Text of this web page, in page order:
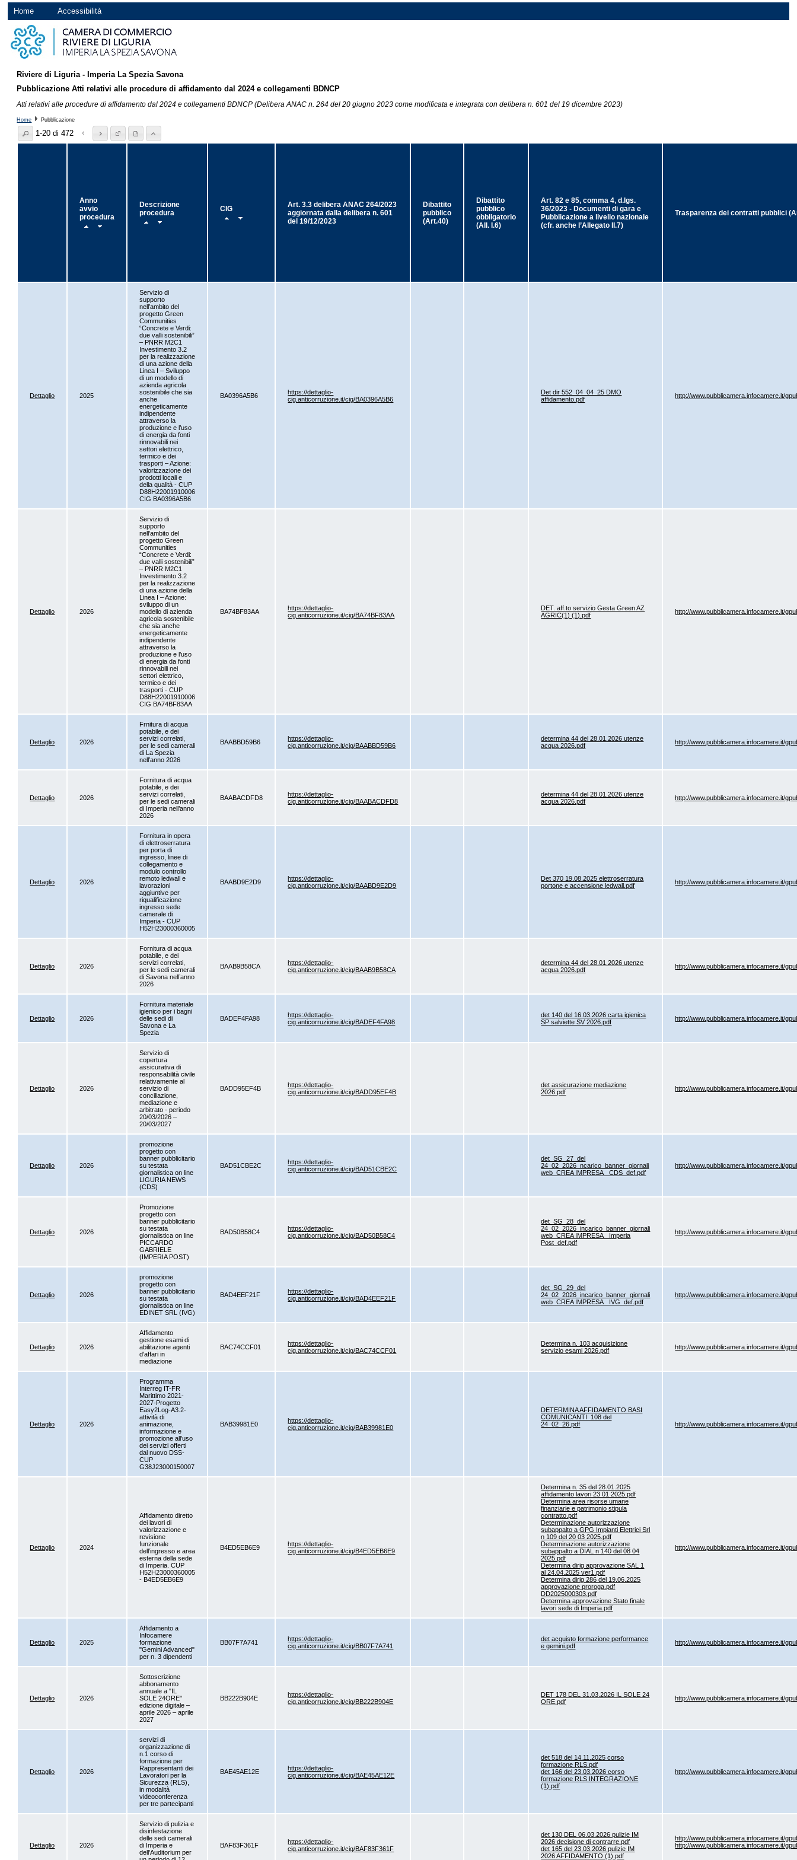
Home Accessibilità
Riviere di Liguria - Imperia La Spezia Savona
Pubblicazione Atti relativi alle procedure di affidamento dal 2024 e collegamenti BDNCP
Atti relativi alle procedure di affidamento dal 2024 e collegamenti BDNCP (Delibera ANAC n. 264 del 20 giugno 2023 come modificata e integrata con delibera n. 601 del 19 dicembre 2023)
Home Pubblicazione
1-20 di 472
Anno
avvio
procedura
Descrizione
procedura
CIG
Art. 3.3 delibera ANAC 264/2023
aggiornata dalla delibera n. 601
del 19/12/2023
Dibattito
pubblico
(Art.40)
Dibattito
pubblico
obbligatorio
(All. I.6)
Art. 82 e 85, comma 4, d.lgs.
36/2023 - Documenti di gara e
Pubblicazione a livello nazionale
(cfr. anche l’Allegato II.7)
Trasparenza dei contratti pubblici
Dettaglio 2025
Servizio di
supporto
nell’ambito del
progetto Green
Communities
“Concrete e Verdi:
due valli sostenibili”
– PNRR M2C1
Investimento 3.2
per la realizzazione
di una azione della
Linea I – Sviluppo
di un modello di
azienda agricola
sostenibile che sia
anche
energeticamente
indipendente
attraverso la
produzione e l’uso
di energia da fonti
rinnovabili nei
settori elettrico,
termico e dei
trasporti – Azione:
valorizzazione dei
prodotti locali e
della qualità - CUP
D88H22001910006
CIG BA0396A5B6
BA0396A5B6
https://dettaglio-
cig.anticorruzione.it/cig/BA0396A5B6
Det dir 552_04_04_25 DMO
affidamento.pdf
http://www.pubblicamera.infocamere.it/
Dettaglio 2026
Servizio di
supporto
nell'ambito del
progetto Green
Communities
“Concrete e Verdi:
due valli sostenibili”
– PNRR M2C1
Investimento 3.2
per la realizzazione
di una azione della
Linea I – Azione:
sviluppo di un
modello di azienda
agricola sostenibile
che sia anche
energeticamente
indipendente
attraverso la
produzione e l’uso
di energia da fonti
rinnovabili nei
settori elettrico,
termico e dei
trasporti - CUP
D88H22001910006
CIG BA74BF83AA
BA74BF83AA
https://dettaglio-
cig.anticorruzione.it/cig/BA74BF83AA
DET. aff.to servizio Gesta Green AZ
AGRIC(1) (1).pdf
http://www.pubblicamera.infocamere.it/
Dettaglio 2026
Frnitura di acqua
potabile, e dei
servizi correlati,
per le sedi camerali
di La Spezia
nell’anno 2026
BAABBD59B6
https://dettaglio-
cig.anticorruzione.it/cig/BAABBD59B6
determina 44 del 28.01.2026 utenze
acqua 2026.pdf
http://www.pubblicamera.infocamere.it/
Dettaglio 2026
Fornitura di acqua
potabile, e dei
servizi correlati,
per le sedi camerali
di Imperia nell’anno
2026
BAABACDFD8
https://dettaglio-
cig.anticorruzione.it/cig/BAABACDFD8
determina 44 del 28.01.2026 utenze
acqua 2026.pdf
http://www.pubblicamera.infocamere.it/
Dettaglio 2026
Fornitura in opera
di elettroserratura
per porta di
ingresso, linee di
collegamento e
modulo controllo
remoto ledwall e
lavorazioni
aggiuntive per
riqualificazione
ingresso sede
camerale di
Imperia - CUP
H52H23000360005
BAABD9E2D9
https://dettaglio-
cig.anticorruzione.it/cig/BAABD9E2D9
Det 370 19.08.2025 elettroserratura
portone e accensione ledwall.pdf
http://www.pubblicamera.infocamere.it/
Dettaglio 2026
Fornitura di acqua
potabile, e dei
servizi correlati,
per le sedi camerali
di Savona nell’anno
2026
BAAB9B58CA
https://dettaglio-
cig.anticorruzione.it/cig/BAAB9B58CA
determina 44 del 28.01.2026 utenze
acqua 2026.pdf
http://www.pubblicamera.infocamere.it/
Dettaglio 2026
Fornitura materiale
igienico per i bagni
delle sedi di
Savona e La
Spezia
BADEF4FA98
https://dettaglio-
cig.anticorruzione.it/cig/BADEF4FA98
det 140 del 16.03.2026 carta igienica
SP salviette SV 2026.pdf
http://www.pubblicamera.infocamere.it/
Dettaglio 2026
Servizio di
copertura
assicurativa di
responsabilità civile
relativamente al
servizio di
conciliazione,
mediazione e
arbitrato - periodo
20/03/2026 –
20/03/2027
BADD95EF4B
https://dettaglio-
cig.anticorruzione.it/cig/BADD95EF4B
det assicurazione mediazione
2026.pdf
http://www.pubblicamera.infocamere.it/
Dettaglio 2026
promozione
progetto con
banner pubblicitario
su testata
giornalistica on line
LIGURIA NEWS
(CDS)
BAD51CBE2C
https://dettaglio-
cig.anticorruzione.it/cig/BAD51CBE2C
det_SG_27_del
24_02_2026_ncarico_banner_giornali
web_CREA IMPRESA_ CDS_def.pdf
http://www.pubblicamera.infocamere.it/
Dettaglio 2026
Promozione
progetto con
banner pubblicitario
su testata
giornalistica on line
PICCARDO
GABRIELE
(IMPERIA POST)
BAD50B58C4
https://dettaglio-
cig.anticorruzione.it/cig/BAD50B58C4
det_SG_28_del
24_02_2026_incarico_banner_giornali
web_CREA IMPRESA_ Imperia
Post_def.pdf
http://www.pubblicamera.infocamere.it/
Dettaglio 2026
promozione
progetto con
banner pubblicitario
su testata
giornalistica on line
EDINET SRL (IVG)
BAD4EEF21F
https://dettaglio-
cig.anticorruzione.it/cig/BAD4EEF21F
det_SG_29_del
24_02_2026_incarico_banner_giornali
web_CREA IMPRESA_ IVG_def.pdf
http://www.pubblicamera.infocamere.it/
Dettaglio 2026
Affidamento
gestione esami di
abilitazione agenti
d'affari in
mediazione
BAC74CCF01
https://dettaglio-
cig.anticorruzione.it/cig/BAC74CCF01
Determina n. 103 acquisizione
servizio esami 2026.pdf
http://www.pubblicamera.infocamere.it/
Dettaglio 2026
Programma
Interreg IT-FR
Marittimo 2021-
2027-Progetto
Easy2Log-A3.2-
attività di
animazione,
informazione e
promozione all’uso
dei servizi offerti
dal nuovo DSS-
CUP
G38J23000150007
BAB39981E0
https://dettaglio-
cig.anticorruzione.it/cig/BAB39981E0
DETERMINA AFFIDAMENTO BASI
COMUNICANTI_108 del
24_02_26.pdf
http://www.pubblicamera.infocamere.it/
Dettaglio 2024
Affidamento diretto
dei lavori di
valorizzazione e
revisione
funzionale
dell’ingresso e area
esterna della sede
di Imperia. CUP
H52H23000360005
- B4ED5EB6E9
B4ED5EB6E9
https://dettaglio-
cig.anticorruzione.it/cig/B4ED5EB6E9
Determina n. 35 del 28.01.2025
affidamento lavori 23 01 2025.pdf
Determina area risorse umane
finanziarie e patrimonio stipula
contratto.pdf
Determinazione autorizzazione
subappalto a GPG Impianti Elettrici Srl
n 109 del 20 03 2025.pdf
Determinazione autorizzazione
subappalto a DIAL n 140 del 08 04
2025.pdf
Determina dirig approvazione SAL 1
al 24.04.2025 ver1.pdf
Determina dirig 286 del 19.06.2025
approvazione proroga.pdf
DD2025000303.pdf
Determina approvazione Stato finale
lavori sede di Imperia.pdf
http://www.pubblicamera.infocamere.it/
Dettaglio 2025
Affidamento a
Infocamere
formazione
"Gemini Advanced"
per n. 3 dipendenti
BB07F7A741
https://dettaglio-
cig.anticorruzione.it/cig/BB07F7A741
det acquisto formazione performance
e gemini.pdf
http://www.pubblicamera.infocamere.it/
Dettaglio 2026
Sottoscrizione
abbonamento
annuale a "IL
SOLE 24ORE"
edizione digitale –
aprile 2026 – aprile
2027
BB222B904E
https://dettaglio-
cig.anticorruzione.it/cig/BB222B904E
DET 178 DEL 31.03.2026 IL SOLE 24
ORE.pdf
http://www.pubblicamera.infocamere.it/
Dettaglio 2026
servizi di
organizzazione di
n.1 corso di
formazione per
Rappresentanti dei
Lavoratori per la
Sicurezza (RLS),
in modalità
videoconferenza
per tre partecipanti
BAE45AE12E
https://dettaglio-
cig.anticorruzione.it/cig/BAE45AE12E
det 518 del 14.11.2025 corso
formazione RLS.pdf
det 166 del 23.03.2026 corso
formazione RLS INTEGRAZIONE
(1).pdf
http://www.pubblicamera.infocamere.it/
Dettaglio 2026
Servizio di pulizia e
disinfestazione
delle sedi camerali
di Imperia e
dell’Auditorium per
BAF83F361F
https://dettaglio-
cig.anticorruzione.it/cig/BAF83F361F
det 130 DEL 06.03.2026 pulizie IM
2026 decisione di contrarre.pdf
det 165 del 23.03.2026 pulizie IM
2026 AFFIDAMENTO (1).pdf
http://www.pubblicamera.infocamere.it/
http://www.pubblicamera.infocamere.it/